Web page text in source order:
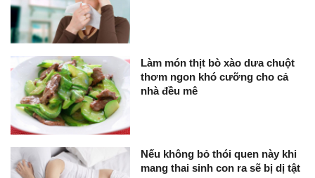
Làm món thịt bò xào dưa chuột
thơm ngon khó cưỡng cho cả
nhà đều mê
Nếu không bỏ thói quen này khi
mang thai sinh con ra sẽ bị dị tật